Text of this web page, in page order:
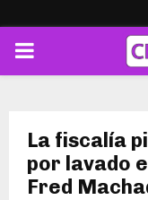
PRIMARY
La fiscalía
por lavado
Fred